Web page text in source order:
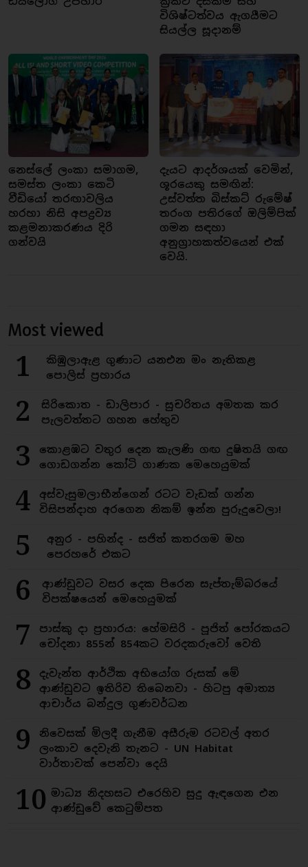
විශිෂ්ටත්වය ඇගයීමට
සියල්ල සූදානම්
නෙස්ලේ ලංකා සමාගම,
සමස්ත ලංකා කෙටි
වීඩියෝ තරඟාවලිය
හරහා නිසි අපද්‍රව්‍ය
කළමනාකරණය දිරි
ගන්වයි
දැයට ආදර්ශයක් වෙමින්,
ශූරයෙකු සමඟින්:
උස්වත්ත බිස්කට් රුමේෂ්
තරංග පතිරගේ ඔලිම්පික්
ගමන සඳහා
අනුග්‍රාහකත්වයෙන් එක්
වෙයි.
Most viewed
1
කිඹුලාඇළ ගුණාට යනඑන මං නැතිකළ
පොලිස් ප්‍රහාරය
2
සිරිකොත - ඩාලිපාර - සුචරිතය අමතක කර
පැලවත්තට ගහන හේතුව
3
කොළඹට වතුර දෙන කැලණි ගඟ දුෂිතයි ගඟ
ගොඩගන්න කෝටි ගාණක මෙහෙයුමක්
4
අස්වැසුමලාභීන්ගෙන් රටට වැඩක් ගන්න
විසිපන්දාහ අරගෙන නිකම් ඉන්න පුරුදුවෙලා!
5
අනුර - පහින්ද - සජිත් කතරගම මහ
පෙරහරේ එකට
6
ආණ්ඩුවට වසර දෙක පිරෙන සැප්තැම්බරයේ
විපක්ෂයෙන් මෙහෙයුමක්
7
පාස්කු දා ප්‍රහාරය: හේමසිරි - පූජිත් පෝරකයට
චෝදනා 855න් 854කට වරදකරුවෝ වෙති
8
දැවැන්ත ආර්ථික අභියෝග රුසක් මේ
ආණ්ඩුවට ඉතිරිව තිබෙනවා - හිටපු අමාත්‍ය
ආචාර්ය බන්දුල ගුණවර්ධන
9
නිවෙසක් මිලදී ගැනීම අසීරුම රටවල් අතර
ලංකාව දෙවැනි තැනට - UN Habitat
වාර්තාවක් පෙන්වා දෙයි
10 මාධ්‍ය නිදහසට එරෙහිව සුදු ඇඳගෙන එන
ආණ්ඩුවේ කෙටුම්පත